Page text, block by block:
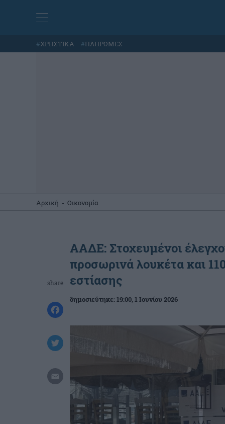
#ΧΡΗΣΤΙΚΑ #ΠΛΗΡΩΜΕΣ
Αρχική - Οικονομία
share
ΑΑΔΕ: Στοχευμένοι
προσωρινά λουκέτα και
εστίασης
δημοσιεύτηκε:19:00, 1 Ιουνίου 2026